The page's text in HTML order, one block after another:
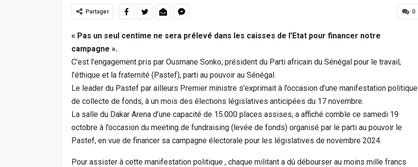
0
Partager
« Pas un seul centime ne sera prélevé dans les caisses de l’Etat pour financer notre
campagne ».
C’est l’engagement pris par Ousmane Sonko, président du Parti africain du Sénégal pour le travail,
l’éthique et la fraternité (Pastef), parti au pouvoir au Sénégal.
Le leader du Pastef par ailleurs Premier ministre s’exprimait à l’occasion d’une manifestation politique
de collecte de fonds, à un mois des élections législatives anticipées du 17 novembre.
La salle du Dakar Arena d’une capacité de 15.000 places assises, a affiché comble ce samedi 19
octobre à l’occasion du meeting de fundraising (levée de fonds) organisé par le parti au pouvoir le
Pastef, en vue de financer sa campagne électorale pour les législatives de novembre 2024.
Pour assister à cette manifestation politique , chaque militant a dû débourser au moins mille francs